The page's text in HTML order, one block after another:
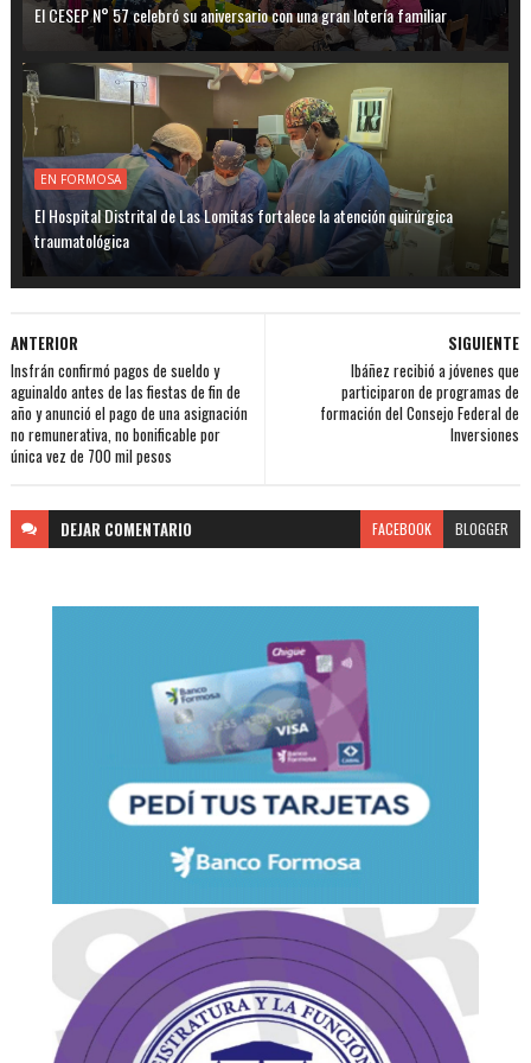
El CESEP N° 57 celebró su aniversario con una gran lotería familiar
EN FORMOSA
El Hospital Distrital de Las Lomitas fortalece la atención quirúrgica
traumatológica
SIGUIENTE
Ibáñez recibió a jóvenes que
participaron de programas de
formación del Consejo Federal de
Inversiones
ANTERIOR
Insfrán confirmó pagos de sueldo y
aguinaldo antes de las fiestas de fin de
año y anunció el pago de una asignación
no remunerativa, no bonificable por
única vez de 700 mil pesos
DEJAR COMENTARIO FACEBOOK BLOGGER